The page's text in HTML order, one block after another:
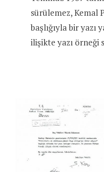
sürülemez, Kemal
başlığıyla bir yazı
ilişikte yazı örneği